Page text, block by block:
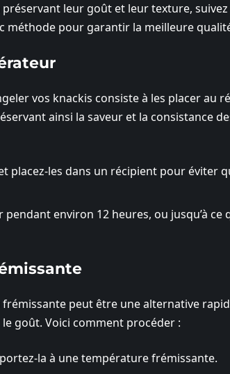
leur goût et leur texture,
méthode pour garantir la meilleure
vos knackis consiste à les placer au
ainsi la saveur et la consistance
placez-les dans un récipient pour éviter
environ 12 heures, ou jusqu’à ce
frémissante peut être une alternative
goût. Voici comment procéder :
la à une température frémissante.